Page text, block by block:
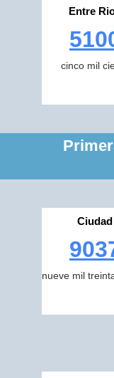
Entre
cinco mil
Ciudad
nueve mil